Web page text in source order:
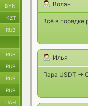
Волан
Всё в порядке
Илья
Пара USDT ->
BYN
KZT
RUB
RUB
RUB
RUB
RUB
UAH